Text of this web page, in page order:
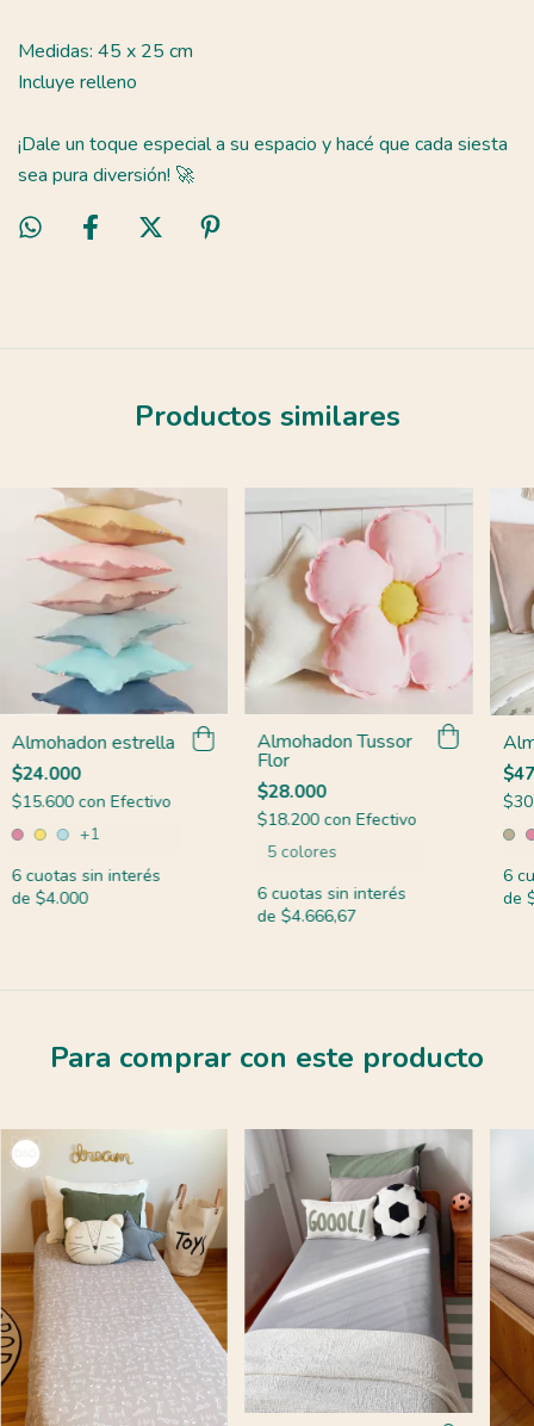
Medidas: 45 x 25 cm
Incluye relleno
¡Dale un toque especial a su espacio y hacé que cada siesta
sea pura diversión! 🚀
Productos similares
Almohadon estrella
$24.000
$15.600 con Efectivo
+1
6 cuotas sin interés
de $4.000
Almohadon Tussor
Flor
$28.000
$18.200 con Efectivo
5 colores
6 cuotas sin interés
de $4.666,67
6
de
Para comprar con este producto